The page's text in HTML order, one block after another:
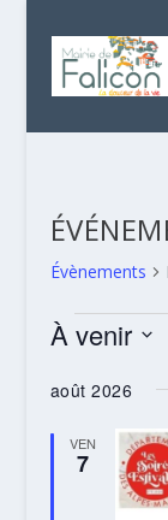
Évènements
À venir
une
août 2026
VEN
7